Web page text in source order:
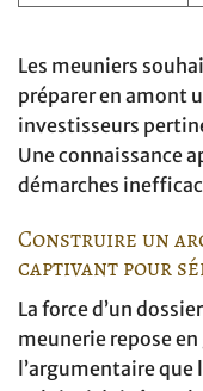
Les meuniers
préparer en amont
investisseurs
Une connaissance
démarches
Construire un
captivant pour
La force d’un
meunerie repose
l’argumentaire que